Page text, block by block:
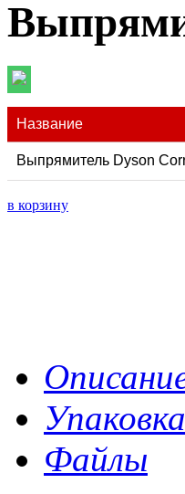
Название
Выпрямитель Dyson
в корзину
Упаковка
Файлы